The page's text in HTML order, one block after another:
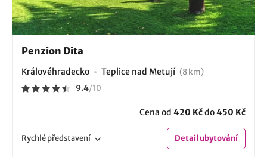
Penzion Dita
Královéhradecko Teplice nad Metují (8 km)
9.4/10
Cena od 420 Kčdo450 Kč
Rychlépředstavení Detailubytování